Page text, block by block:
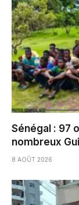
Sénégal : 97
nombreux
8 AOÛT 2026